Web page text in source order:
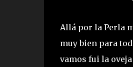
Allá por la Perla
muy bien para
vamos fui la